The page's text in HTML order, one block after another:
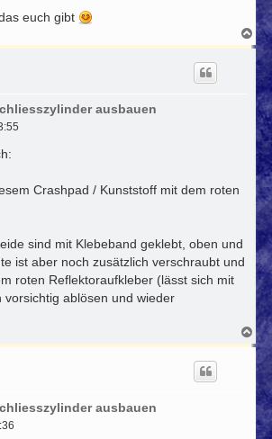
euch gibt
N
a
c
h
o
b
e
n
ausbauen
Crashpad / Kunststoff mit dem roten
sind mit Klebeband geklebt, oben und
ist aber noch zusätzlich verschraubt und
roten Reflektoraufkleber (lässt sich mit
vorsichtig ablösen und wieder
N
a
h
b
e
n
ausbauen